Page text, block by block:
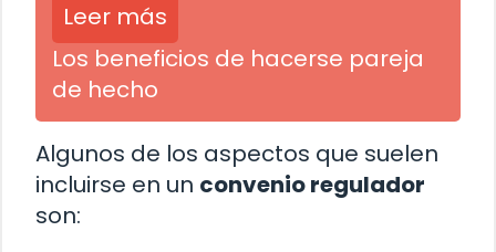
Leer más
Los beneficios de hacerse pareja
de hecho
Algunos de los aspectos que suelen
incluirse en un convenio regulador
son: